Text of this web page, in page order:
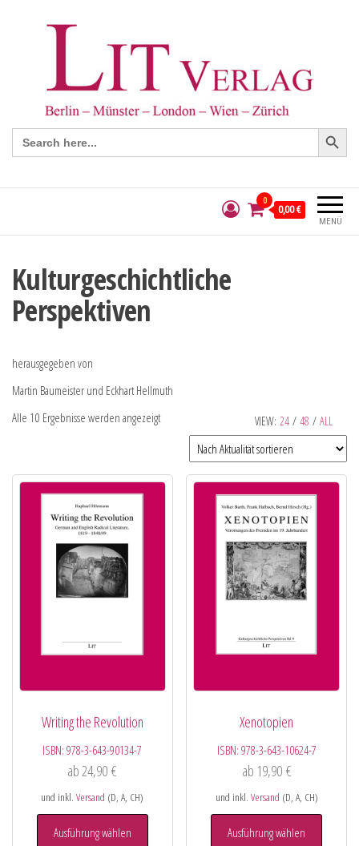
Search
for:
Search Button
MENÜ
0
0,00 €
Kulturgeschichtliche
Perspektiven
herausgegeben von
Martin Baumeister und Eckhart Hellmuth
VIEW: 24 / 48 / ALL
Alle 10 Ergebnisse werden angezeigt
Writing the Revolution
ISBN:978-3-643-90134-7
ab24,90€
und inkl.Versand (D, A, CH)
Ausführung wählen
Xenotopien
ISBN: 978-3-643-10624-7
ab 19,90 €
und inkl. Versand (D, A, CH)
Ausführung wählen